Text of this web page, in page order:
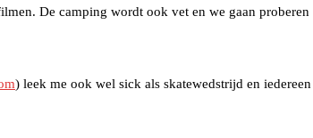
De camping wordt ook vet en we gaan
) leek me ook wel sick als skatewedstrijd en